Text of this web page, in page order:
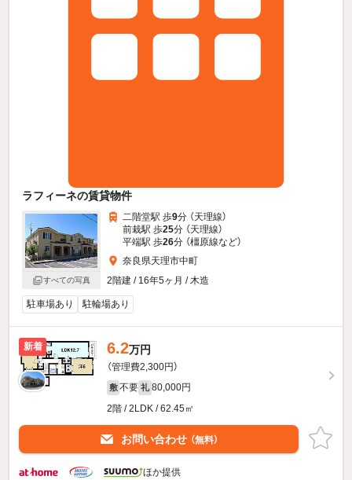
ラフィーネの賃貸物件
すべての写真
二階堂駅 歩9分 （天理線）
前栽駅 歩25分 （天理線）
平端駅 歩26分 （橿原線など）
奈良県天理市中町
2階建 / 16年5ヶ月 / 木造
駐車場あり 駐輪場あり
新着 6.2万円
（管理費2,300円）
敷 不要 礼 80,000円
2階 / 2LDK / 62.45㎡
お問い合わせ （無料）
ほか提供